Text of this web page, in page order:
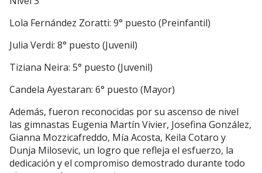
Lola Fernández Zoratti: 9° puesto (Preinfantil)
Julia Verdi: 8° puesto (Juvenil)
Tiziana Neira: 5° puesto (Juvenil)
Candela Ayestaran: 6° puesto (Mayor)
Además, fueron reconocidas por su ascenso de nivel
las gimnastas Eugenia Martín Vivier, Josefina González,
Gianna Mozzicafreddo, Mía Acosta, Keila Cotaro y
Dunja Milosevic, un logro que refleja el esfuerzo, la
dedicación y el compromiso demostrado durante todo